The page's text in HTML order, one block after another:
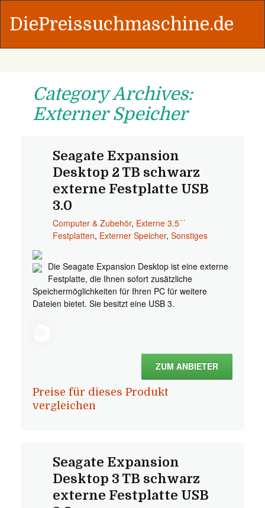
DiePreissuchmaschine.de
Category Archives:
Externer Speicher
Seagate Expansion
Desktop 2 TB schwarz
externe Festplatte USB
3.0
Computer & Zubehör, Externe 3.5´´
Festplatten, Externer Speicher, Sonstiges
Die Seagate Expansion Desktop ist eine externe
Festplatte, die Ihnen sofort zusätzliche
Speichermöglichkeiten für Ihren PC für weitere
Dateien bietet. Sie besitzt eine USB 3.
ZUM ANBIETER
Preise für dieses Produkt
vergleichen
Seagate Expansion
Desktop 3 TB schwarz
externe Festplatte USB